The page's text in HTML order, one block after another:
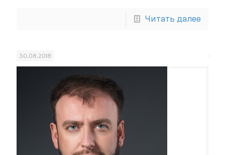
Читать далее
30.08.2018